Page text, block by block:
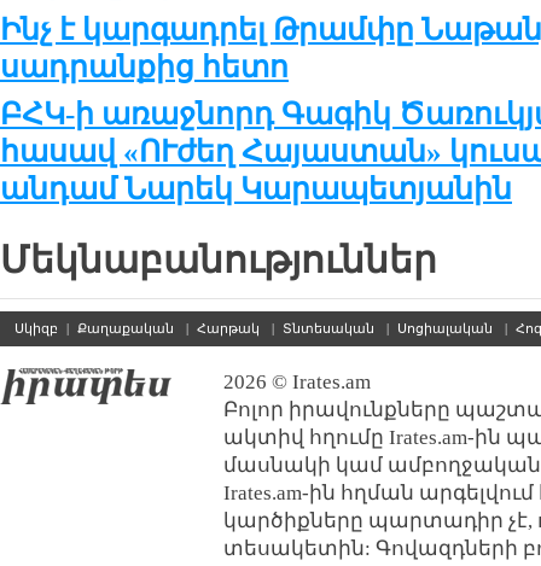
Ինչ է կարգադրել Թրամփը
սադրանքից հետո
ԲՀԿ-ի առաջնորդ Գագիկ
հասավ «ՈՒժեղ Հայաստան»
անդամ Նարեկ Կարապետյանին
Մեկնաբանություններ
Սկիզբ | Քաղաքական | Հարթակ | Տնտեսական | Սոցիալական |
2026 © Irates.am
Բոլոր իրավունքները
ակտիվ հղումը Irates.am-ին
մասնակի կամ ամբողջական
Irates.am-ին հղման
կարծիքները պարտադիր չէ,
տեսակետին: Գովազդների